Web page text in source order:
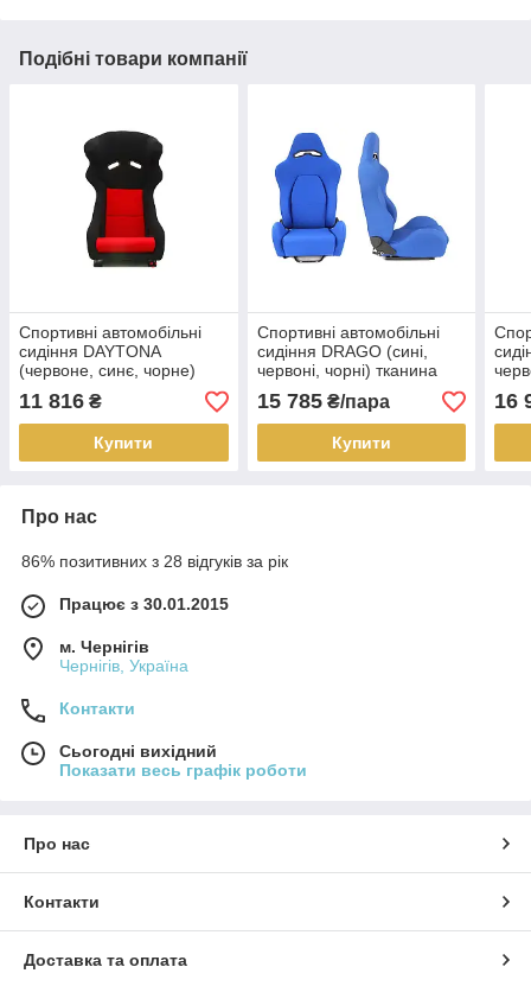
Подібні товари компанії
Спортивні автомобільні
сидіння DAYTONA
(червоне, синє, чорне)
тканина
11 816 ₴
Купити
Спортивні автомобільні
сидіння DRAGO (сині,
червоні, чорні) тканина
15 785₴/пара
Купити
16
Про нас
86% позитивних з 28 відгуків за рік
Працює з 30.01.2015
м. Чернігів
Чернігів, Україна
Контакти
Сьогодні вихідний
Показати весь графік роботи
Про нас
Контакти
Доставка та оплата